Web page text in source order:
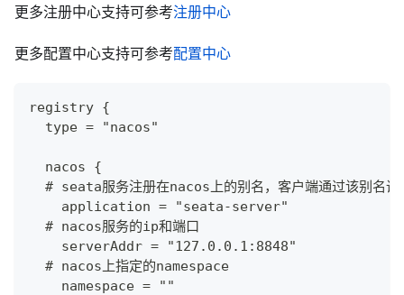
更多注册中心支持可参考注册中心
更多配置中心支持可参考配置中心
registry {
  type = "nacos"
  nacos {
# seata服务注册在nacos上的别名，客户端通过该别名调
    application = "seata-server"
  # nacos服务的ip和端口
    serverAddr = "127.0.0.1:8848"
  # nacos上指定的namespace
    namespace = ""